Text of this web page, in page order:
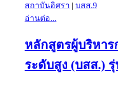
สถาบันอิศรา | บสส.9
อ่านต่อ...
หลักสูตรผู้บริหา
ระดับสูง (บสส.)